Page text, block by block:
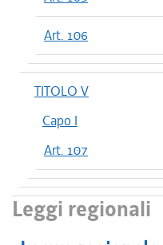
Art. 106
TITOLO V
Capo I
Art. 107
Leggi regionali